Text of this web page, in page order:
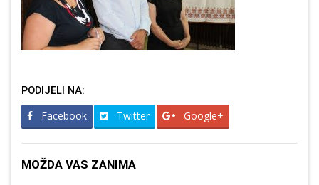
PODIJELI NA:
Facebook Twitter Google+
MOŽDA VAS ZANIMA